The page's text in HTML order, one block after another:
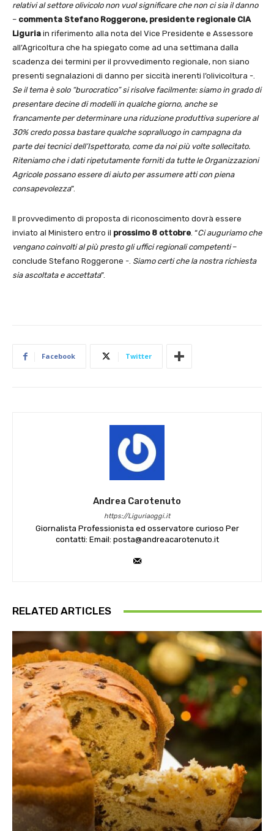
relativi al settore olivicolo non vuol significare che non ci sia il danno
– commenta Stefano Roggerone, presidente regionale CIA
Liguria in riferimento alla nota del Vice Presidente e Assessore
all’Agricoltura che ha spiegato come ad una settimana dalla
scadenza dei termini per il provvedimento regionale, non siano
presenti segnalazioni di danno per siccità inerenti l’olivicoltura -.
Se il tema è solo “burocratico” si risolve facilmente: siamo in grado di
presentare decine di modelli in qualche giorno, anche se
francamente per determinare una riduzione produttiva superiore al
30% credo possa bastare qualche sopralluogo in campagna da
parte dei tecnici dell’Ispettorato, come da noi più volte sollecitato.
Riteniamo che i dati ripetutamente forniti da tutte le Organizzazioni
Agricole possano essere di aiuto per assumere atti con piena
consapevolezza”.
Il provvedimento di proposta di riconoscimento dovrà essere
inviato al Ministero entro il prossimo 8 ottobre. “Ci auguriamo che
vengano coinvolti al più presto gli uffici regionali competenti–
conclude Stefano Roggerone -. Siamo certi che la nostra richiesta
sia ascoltata e accettata”.
Facebook Twitter
Andrea Carotenuto
https://Liguriaoggi.it
Giornalista Professionista ed osservatore curioso Per
contatti: Email: posta@andreacarotenuto.it
RELATED ARTICLES